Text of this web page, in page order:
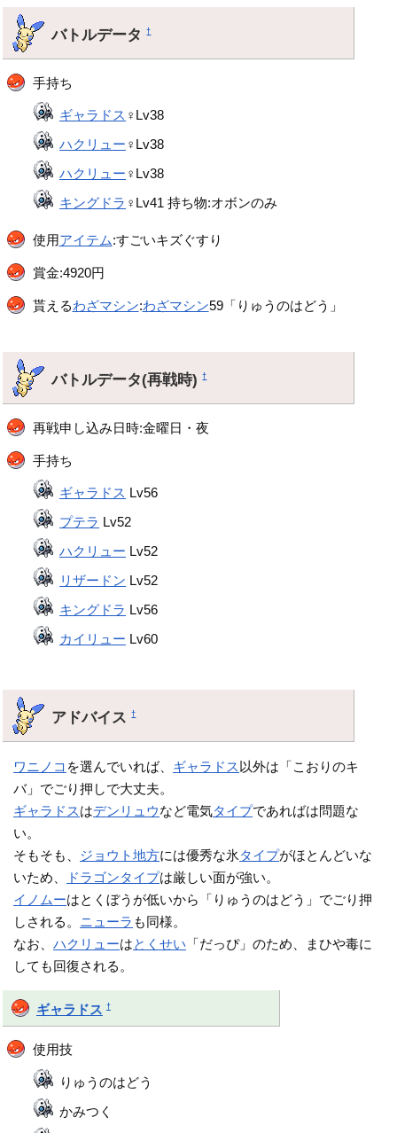
バトルデータ†
手持ち
ギャラドス ♀Lv38
ハクリュー ♀Lv38
ハクリュー ♀Lv38
キングドラ ♀Lv41 持ち物:オボンのみ
使用アイテム:すごいキズぐすり
賞金:4920円
貰えるわざマシン:わざマシン59「りゅうのはどう」
バトルデータ(再戦時)†
再戦申し込み日時:金曜日・夜
手持ち
ギャラドス Lv56
プテラ Lv52
ハクリュー Lv52
リザードン Lv52
キングドラ Lv56
カイリュー Lv60
アドバイス†
ワニノコ を選んでいれば、 ギャラドス 以外は「こおりのキ
バ」でごり押しで大丈夫。
ギャラドスはデンリュウなど電気タイプであればは問題な
い。
そもそも、 ジョウト地方には優秀な氷タイプがほとんどいな
いため、
ドラゴンタイプは厳しい面が強い。
イノムーはとくぼうが低いから「りゅうのはどう」でごり押
しされる。 ニューラ も同様。
なお、ハクリューはとくせい 「だっぴ」のため、まひや毒に
しても回復される。
ギャラドス †
使用技
りゅうのはどう
かみつく